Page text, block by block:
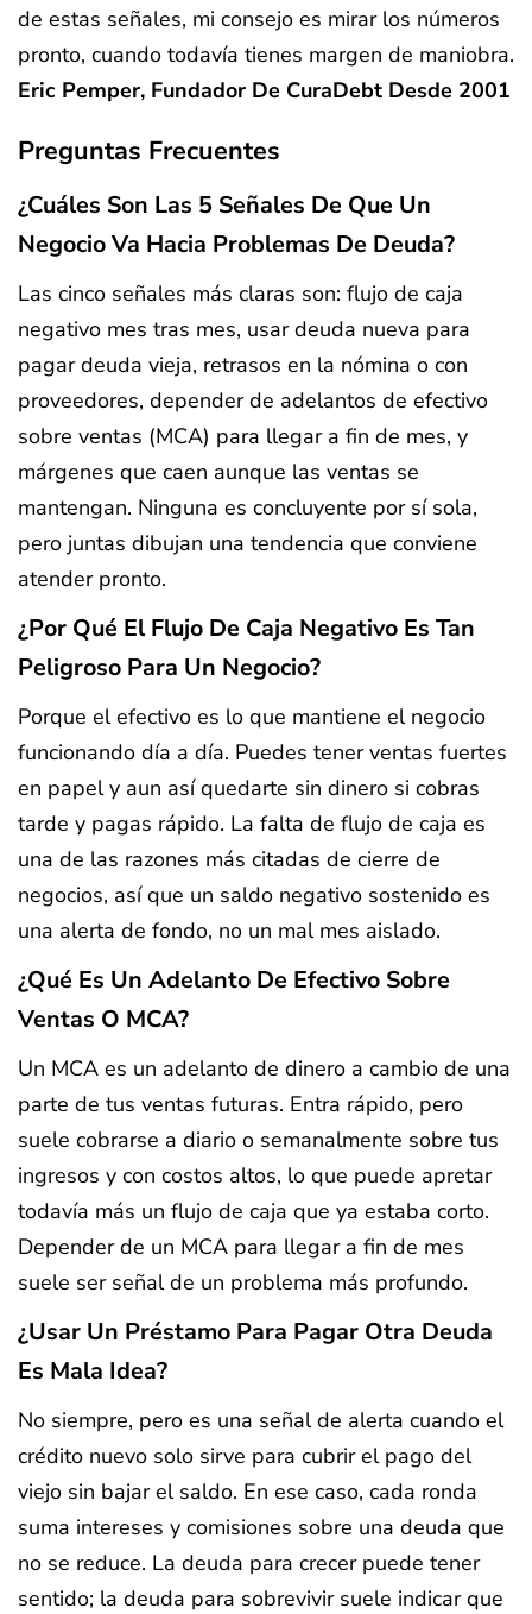
de estas señales, mi consejo es mirar los números
pronto, cuando todavía tienes margen de maniobra.
Eric Pemper, Fundador De CuraDebt Desde 2001
Preguntas Frecuentes
¿Cuáles Son Las 5 Señales De Que Un
Negocio Va Hacia Problemas De Deuda?
Las cinco señales más claras son: flujo de caja
negativo mes tras mes, usar deuda nueva para
pagar deuda vieja, retrasos en la nómina o con
proveedores, depender de adelantos de efectivo
sobre ventas (MCA) para llegar a fin de mes, y
márgenes que caen aunque las ventas se
mantengan. Ninguna es concluyente por sí sola,
pero juntas dibujan una tendencia que conviene
atender pronto.
¿Por Qué El Flujo De Caja Negativo Es Tan
Peligroso Para Un Negocio?
Porque el efectivo es lo que mantiene el negocio
funcionando día a día. Puedes tener ventas fuertes
en papel y aun así quedarte sin dinero si cobras
tarde y pagas rápido. La falta de flujo de caja es
una de las razones más citadas de cierre de
negocios, así que un saldo negativo sostenido es
una alerta de fondo, no un mal mes aislado.
¿Qué Es Un Adelanto De Efectivo Sobre
Ventas O MCA?
Un MCA es un adelanto de dinero a cambio de una
parte de tus ventas futuras. Entra rápido, pero
suele cobrarse a diario o semanalmente sobre tus
ingresos y con costos altos, lo que puede apretar
todavía más un flujo de caja que ya estaba corto.
Depender de un MCA para llegar a fin de mes
suele ser señal de un problema más profundo.
¿Usar Un Préstamo Para Pagar Otra Deuda
Es Mala Idea?
No siempre, pero es una señal de alerta cuando el
crédito nuevo solo sirve para cubrir el pago del
viejo sin bajar el saldo. En ese caso, cada ronda
suma intereses y comisiones sobre una deuda que
no se reduce. La deuda para crecer puede tener
sentido; la deuda para sobrevivir suele indicar que